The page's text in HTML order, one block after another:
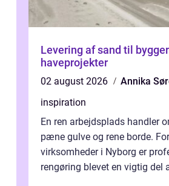
Levering af sand til
haveprojekter
02 august 2026
Annika
inspiration
En ren arbejdsplads handler
pæne gulve og rene borde.
virksomheder i Nyborg er
rengøring blevet en vigtig del